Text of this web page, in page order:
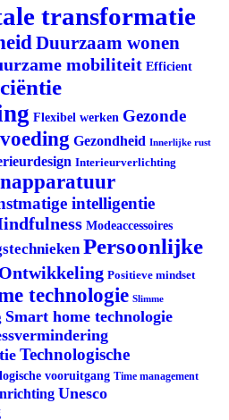
transformatie
Duurzaam wonen
mobiliteit Efficient
Flexibel werken Gezonde
Gezondheid Innerlijke rust
Interieurverlichting
intelligentie
Modeaccessoires
Persoonlijke
Positieve mindset
technologie Slimme
Smart home technologie
Technologische
vooruitgang Time management
Unesco